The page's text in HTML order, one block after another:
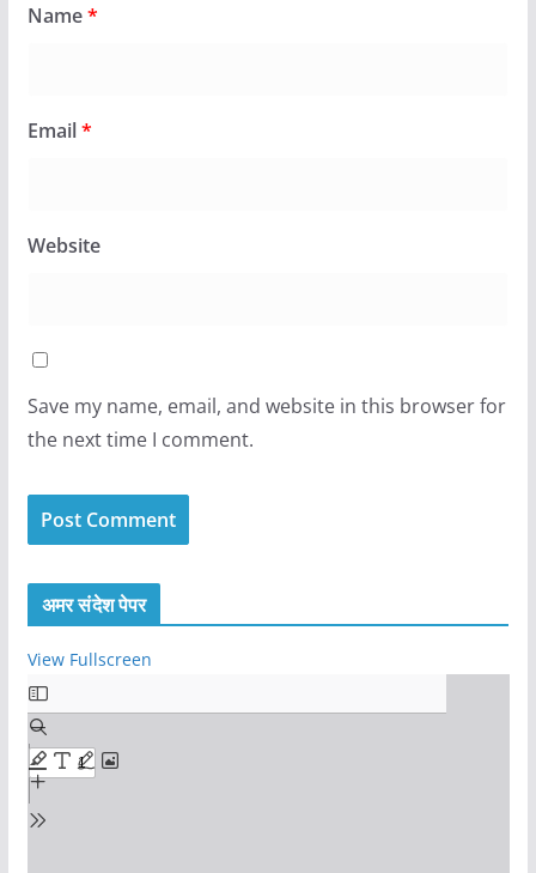
Name*
Email*
Website
Save my name, email, and website in this browser for
the next time I comment.
अमर संदेश पेपर
View Fullscreen
S
k
i
p
t